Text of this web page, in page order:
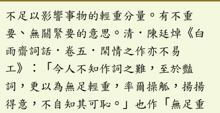
不足以影響事物的輕重分量。有不重
要、無關緊要的意思。清．陳廷焯《白
雨齋詞話．卷五．閑情之作亦不易
工》：「今人不知作詞之難，至於豔
詞，更以為無足輕重，率爾操觚，揚揚
得意，不自知其可恥。」也作「無足重